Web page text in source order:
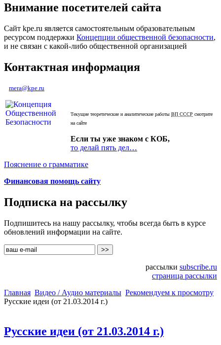
Внимание посетителей сайта
Сайт kpe.ru является самостоятельным образовательным
ресурсом поддержки Концепции общественной безопасности,
и не связан с какой-либо общественной организацией
Контактная информация
mera@kpe.ru
Текущие теоретические и аналитические работы ВП СССР смотрите
на сайте
Если ты уже знаком с КОБ,
то делай пять дел…
Пояснение о грамматике
Финансовая помощь сайту
Подписка на рассылку
Подпишитесь на нашу рассылку, чтобы всегда быть в курсе
обновлений информации на сайте.
рассылки subscribe.ru
страница рассылки
Главная Видео / Аудио материалы Рекомендуем к просмотру
Русские идеи (от 21.03.2014 г.)
Русские идеи (от 21.03.2014 г.)